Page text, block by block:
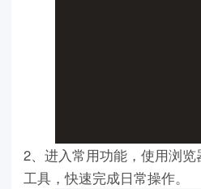
2、进入常用功能，使用浏
工具，快速完成日常操作。